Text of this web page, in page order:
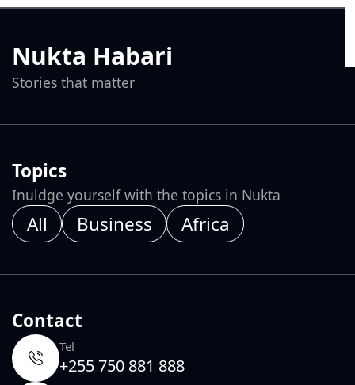
Nukta Habari
Stories that matter
Topics
Inuldge yourself with the topics in Nukta
All Business Africa
Contact
Tel
+255 750 881 888